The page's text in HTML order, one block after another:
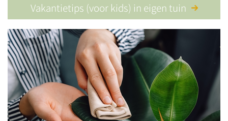
Vakantietips (voor kids) in eigen tuin